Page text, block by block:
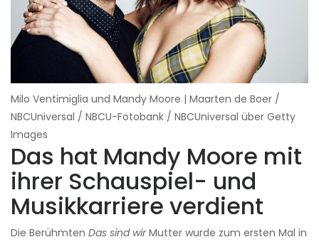
Milo Ventimiglia und Mandy Moore | Maarten de Boer /
NBCUniversal / NBCU-Fotobank / NBCUniversal über Getty
Images
Das hat Mandy Moore mit
ihrer Schauspiel- und
Musikkarriere verdient
Die Berühmten Das sind wirMutter wurde zum ersten Mal in